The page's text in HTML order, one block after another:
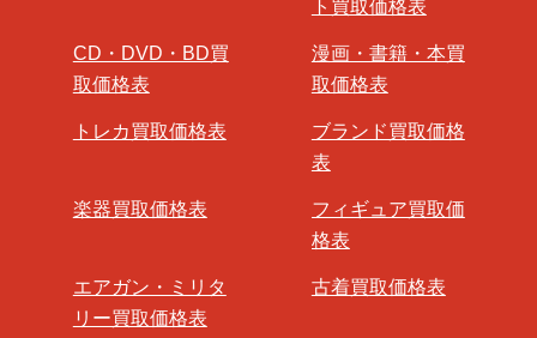
ト買取価格表
CD・DVD・BD買
取価格表
漫画・書籍・本買
取価格表
トレカ買取価格表
ブランド買取価格
表
楽器買取価格表
フィギュア買取価
格表
エアガン・ミリタ
リー買取価格表
古着買取価格表